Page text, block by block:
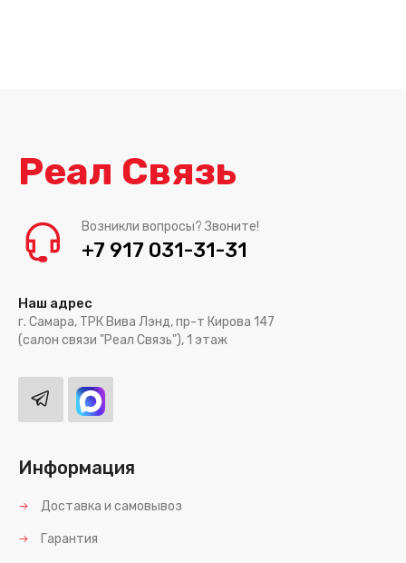
Реал Связь
Возникли вопросы? Звоните!
+7 917 031-31-31
Наш адрес
г. Самара, ТРК Вива Лэнд, пр-т Кирова 147
(салон связи "Реал Связь"), 1 этаж
Информация
Доставка и самовывоз
Гарантия